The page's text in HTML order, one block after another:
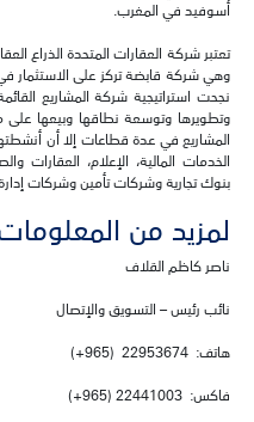
أسوفيد في المغرب.
تعتبر شركة العقارات المتحدة الذراع
وهي شركة قابضة تركز على الاستثمار
نجحت استراتيجية شركة المشاريع
المشاريع في عدة قطاعات إلا أن
الخدمات المالية، الإعلام،
بنوك تجارية وشركات تأمين وشركات
لمزيد من
ناصر كاظم القلاف
نائب رئيس – التسويق والإتصال
هاتف: 22953674 (965+)
فاكس: 22441003 (965+)